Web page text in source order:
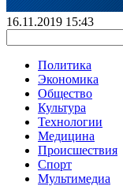
16.11.2019 15:43
Политика
Экономика
Общество
Культура
Технологии
Медицина
Происшествия
Спорт
Мультимедиа